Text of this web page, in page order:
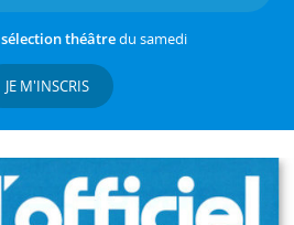
sélection théâtredu samedi
JE M'INSCRIS